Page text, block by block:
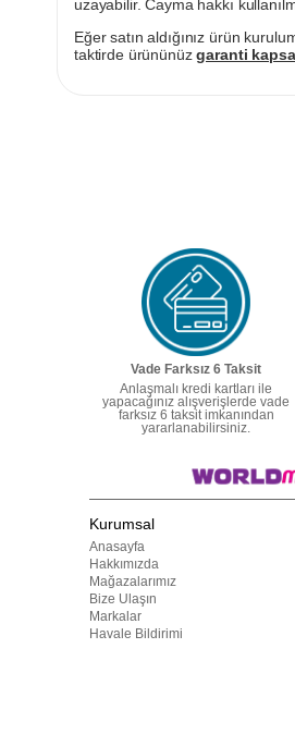
uzayabilir. Cayma hakkı
Eğer satın aldığınız ürün
taktirde ürününüzgaranti
Vade Farksız 6 Taksit
Anlaşmalı kredi kartları ile
yapacağınız alışverişlerde vade
farksız 6 taksit imkanından
yararlanabilirsiniz.
Kurumsal
Anasayfa
Hakkımızda
Mağazalarımız
Bize Ulaşın
Markalar
Havale Bildirimi